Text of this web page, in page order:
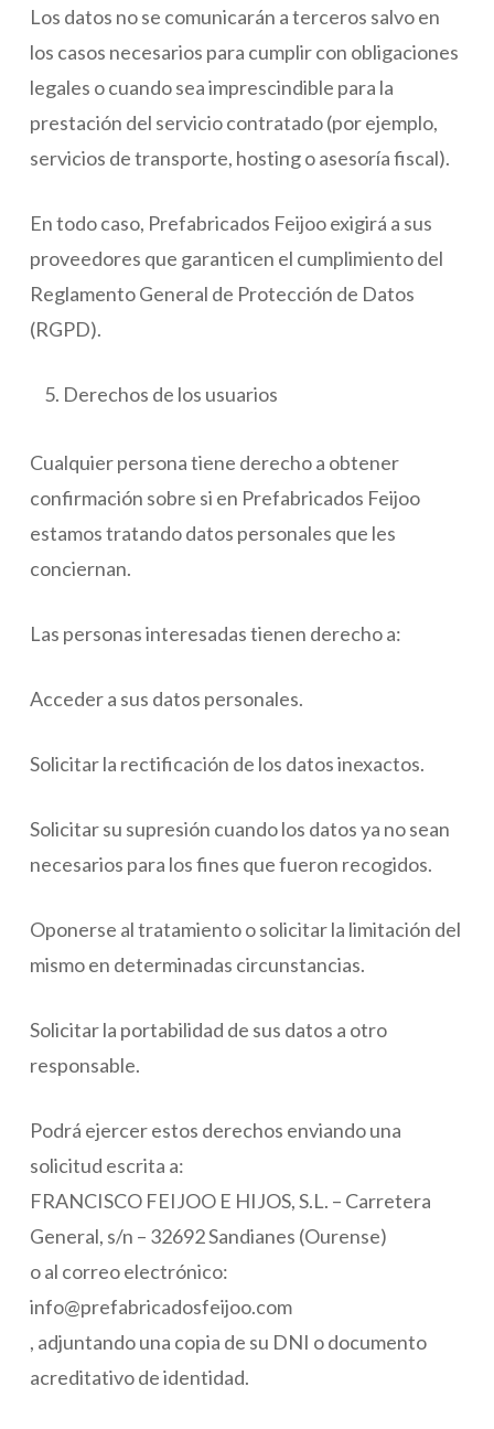
Los datos no se comunicarán a terceros salvo en
los casos necesarios para cumplir con obligaciones
legales o cuando sea imprescindible para la
prestación del servicio contratado (por ejemplo,
servicios de transporte, hosting o asesoría fiscal).
En todo caso, Prefabricados Feijoo exigirá a sus
proveedores que garanticen el cumplimiento del
Reglamento General de Protección de Datos
(RGPD).
Derechos de los usuarios
Cualquier persona tiene derecho a obtener
confirmación sobre si en Prefabricados Feijoo
estamos tratando datos personales que les
conciernan.
Las personas interesadas tienen derecho a:
Acceder a sus datos personales.
Solicitar la rectificación de los datos inexactos.
Solicitar su supresión cuando los datos ya no sean
necesarios para los fines que fueron recogidos.
Oponerse al tratamiento o solicitar la limitación del
mismo en determinadas circunstancias.
Solicitar la portabilidad de sus datos a otro
responsable.
Podrá ejercer estos derechos enviando una
solicitud escrita a:
FRANCISCO FEIJOO E HIJOS, S.L. – Carretera
General, s/n – 32692 Sandianes (Ourense)
o al correo electrónico:
info@prefabricadosfeijoo.com
, adjuntando una copia de su DNI o documento
acreditativo de identidad.